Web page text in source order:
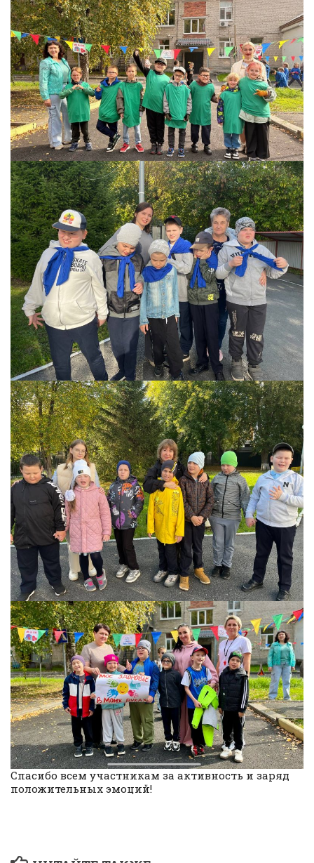
Спасибо всем участникам за активность и заряд
положительных эмоций!